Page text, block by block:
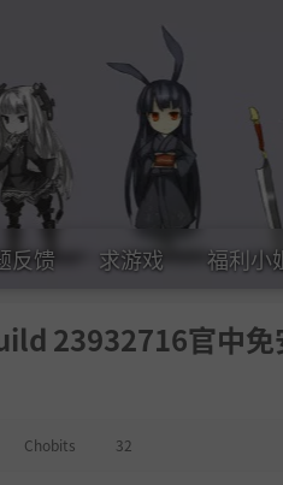
反馈 求游戏 福利小
23932716官中免
Chobits 32